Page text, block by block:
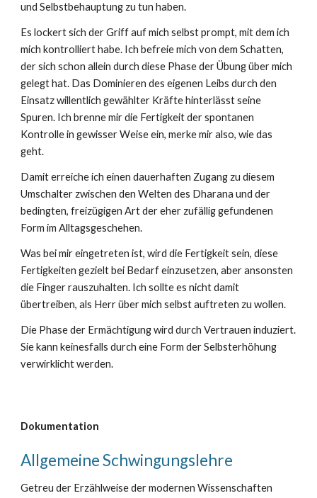
und Selbstbehauptung zu tun haben.
Es lockert sich der Griff auf mich selbst prompt, mit dem ich
mich kontrolliert habe. Ich befreie mich von dem Schatten,
der sich schon allein durch diese Phase der Übung über mich
gelegt hat. Das Dominieren des eigenen Leibs durch den
Einsatz willentlich gewählter Kräfte hinterlässt seine
Spuren. Ich brenne mir die Fertigkeit der spontanen
Kontrolle in gewisser Weise ein, merke mir also, wie das
geht.
Damit erreiche ich einen dauerhaften Zugang zu diesem
Umschalter zwischen den Welten des Dharana und der
bedingten, freizügigen Art der eher zufällig gefundenen
Form im Alltagsgeschehen.
Was bei mir eingetreten ist, wird die Fertigkeit sein, diese
Fertigkeiten gezielt bei Bedarf einzusetzen, aber ansonsten
die Finger rauszuhalten. Ich sollte es nicht damit
übertreiben, als Herr über mich selbst auftreten zu wollen.
Die Phase der Ermächtigung wird durch Vertrauen induziert.
Sie kann keinesfalls durch eine Form der Selbsterhöhung
verwirklicht werden.
Dokumentation
Allgemeine Schwingungslehre
Getreu der Erzählweise der modernen Wissenschaften